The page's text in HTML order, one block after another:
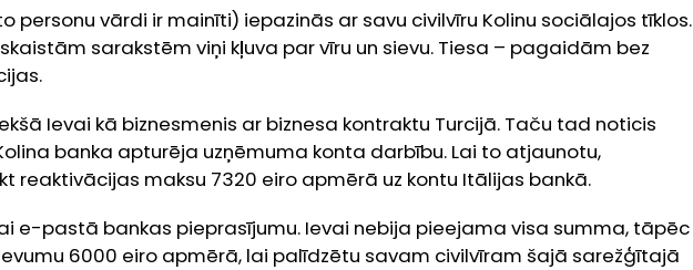
personu vārdi ir mainīti) iepazinās ar savu civilvīru Kolinu sociālajos tīklos.
sarakstēm viņi kļuva par vīru un sievu. Tiesa – pagaidām bez
Ievai kā biznesmenis ar biznesa kontraktu Turcijā. Taču tad noticis
banka apturēja uzņēmuma konta darbību. Lai to atjaunotu,
reaktivācijas maksu 7320 eiro apmērā uz kontu Itālijas bankā.
e-pastā bankas pieprasījumu. Ievai nebija pieejama visa summa, tāpēc
6000 eiro apmērā, lai palīdzētu savam civilvīram šajā sarežģītajā